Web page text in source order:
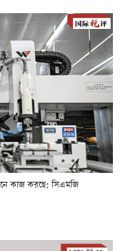
কাজ করছে: সিএমজি